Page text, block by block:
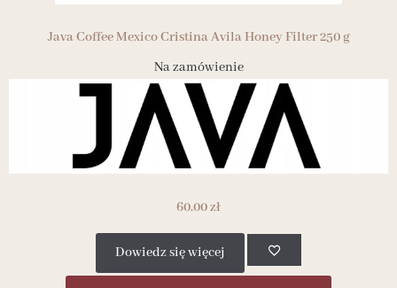
Java Coffee Mexico Cristina Avila Honey Filter 250 g
Na zamówienie
60.00zł
Dowiedz się więcej